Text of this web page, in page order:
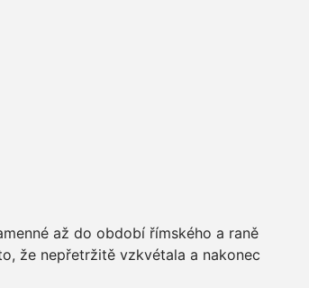
až do období římského a raně
že nepřetržitě vzkvétala a nakonec